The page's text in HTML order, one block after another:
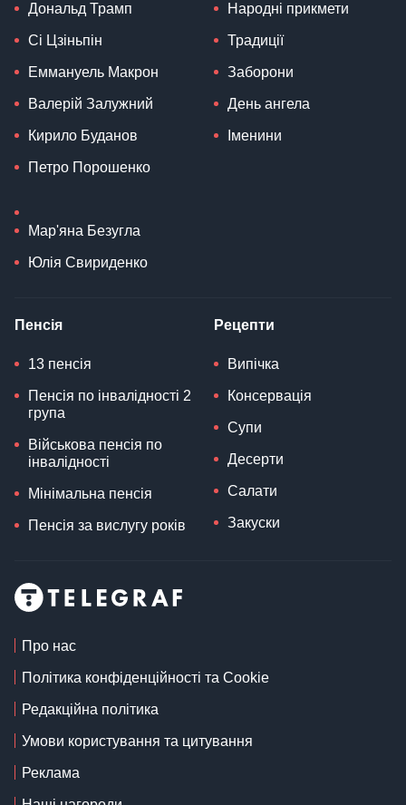
Дональд Трамп
Сі Цзіньпін
Еммануель Макрон
Валерій Залужний
Кирило Буданов
Петро Порошенко
Мар'яна Безугла
Юлія Свириденко
Народні прикмети
Традиції
Заборони
День ангела
Іменини
Пенсія
13 пенсія
Пенсія по інвалідності 2
група
Військова пенсія по
інвалідності
Мінімальна пенсія
Пенсія за вислугу років
Рецепти
Випічка
Консервація
Супи
Десерти
Салати
Закуски
Про нас
Політика конфіденційності та Cookie
Редакційна політика
Умови користування та цитування
Реклама